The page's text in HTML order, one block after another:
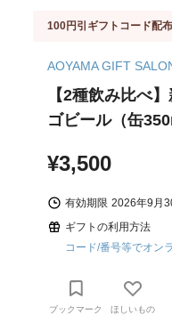
100円引ギフトコード配布
AOYAMA GIFT
【2種飲み比べ
ゴビール（缶
¥3,500
有効期限 2026年9月
ギフトの利用方法
コード/番号等でオン
ブックマーク ほしいもの